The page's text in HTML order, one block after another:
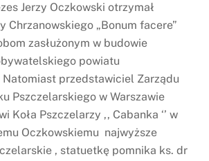
Jerzy Oczkowski otrzymał
Chrzanowskiego „Bonum facere”
zasłużonym w budowie
powiatu
Natomiast przedstawiciel Zarządu
Pszczelarskiego w Warszawie
Koła Pszczelarzy ,, Cabanka ‘’ w
Oczkowskiemu najwyższe
, statuetkę pomnika ks. dr